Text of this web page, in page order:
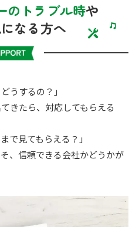
のトラブル時や
なる方へ
うするの？」
きたら、対応してもらえる
で見てもらえる？」
、信頼できる会社かどうかが